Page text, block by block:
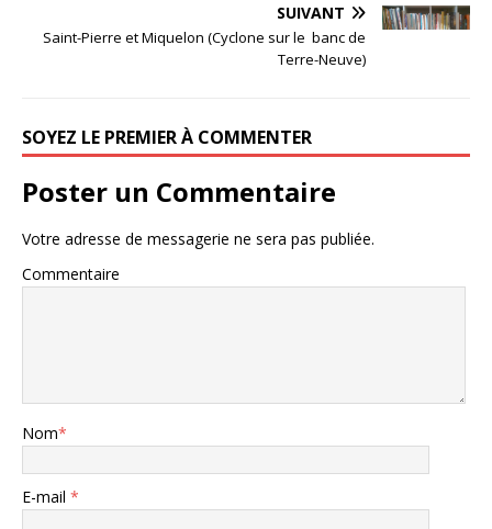
SUIVANT
Saint-Pierre et Miquelon (Cyclone sur le banc de
Terre-Neuve)
SOYEZ LE PREMIER À COMMENTER
Poster un Commentaire
Votre adresse de messagerie ne sera pas publiée.
Commentaire
Nom*
E-mail *